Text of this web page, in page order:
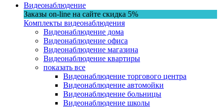
Видеонаблюдение
Заказы on-line на сaйте скидка 5%
Комплекты видеонаблюдения
Видеонаблюдение дома
Видеонаблюдение офиса
Видеонаблюдение магазина
Видеонаблюдение квартиры
показать все
Видеонаблюдение торгового центра
Видеонаблюдение автомойки
Видеонаблюдение больницы
Видеонаблюдение школы